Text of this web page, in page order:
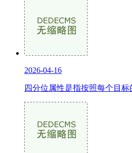
2026-04-16
四分位属性是指按照每个目标